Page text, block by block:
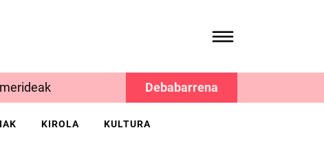
Debabarrena
KIROLA KULTURA